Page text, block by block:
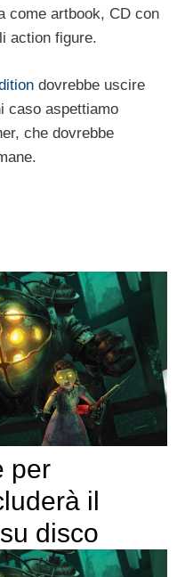
come artbook, CD con
action figure.
dovrebbe uscire
caso aspettiamo
che dovrebbe
per
il
disco